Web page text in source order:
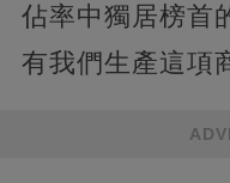
佔率中獨居榜首
有我們生產這項